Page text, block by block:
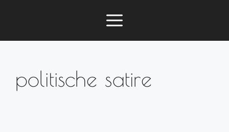
springen
Menü
politische satire